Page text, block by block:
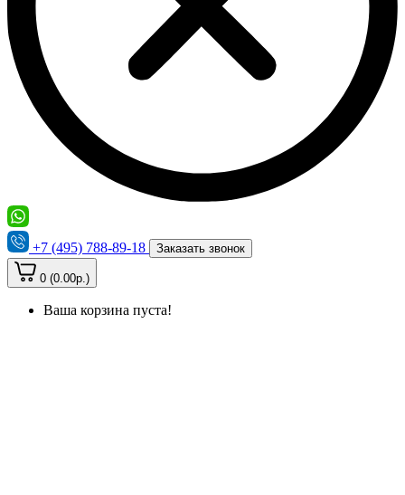
+7 (495) 788-89-18 Заказать звонок
0 (0.00р.)
Ваша корзина пуста!